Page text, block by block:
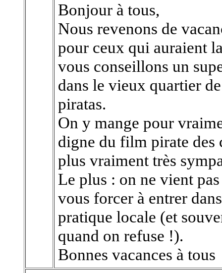
Bonjour à tous,
Nous revenons de
pour ceux qui auraient
vous conseillons un
dans le vieux quartier
piratas.
On y mange pour
digne du film pirate des
plus vraiment très
Le plus : on ne vient
vous forcer à entrer
pratique locale (et
quand on refuse !).
Bonnes vacances à tous